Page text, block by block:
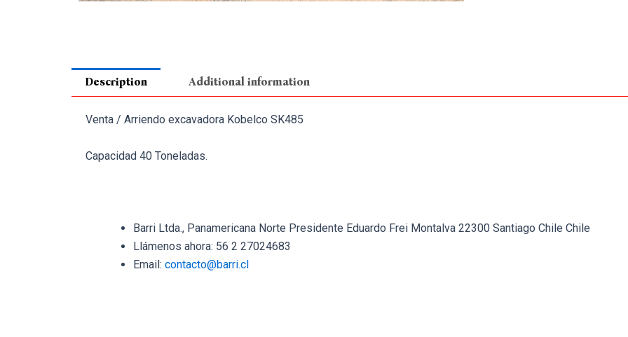
Description Additional information
Venta / Arriendo excavadora Kobelco SK485
Capacidad 40 Toneladas.
Barri Ltda., Panamericana Norte Presidente Eduardo Frei Montalva 22300 Santiago Chile Chile
Llámenos ahora: 56 2 27024683
Email: contacto@barri.cl